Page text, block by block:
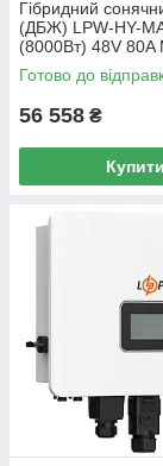
Гібридний
(ДБЖ) LPW-HY-
(8000Вт) 48V 80A
450V Уцінка
Готово до
56 558 ₴
Купити